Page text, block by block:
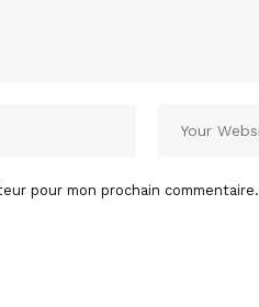
pour mon prochain commentaire.